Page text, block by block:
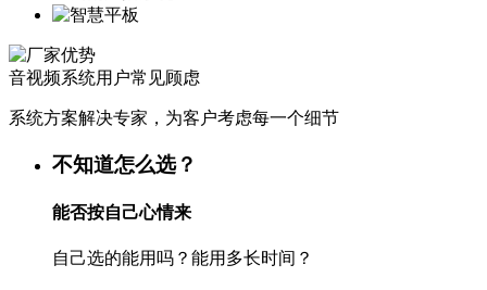
音视频系统用户常见顾虑
系统方案解决专家，为客户考虑每一个细节
不知道怎么选？
能否按自己心情来
自己选的能用吗？能用多长时间？